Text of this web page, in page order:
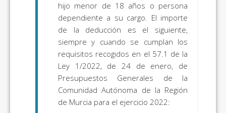
hijo menor de 18 años o persona
dependiente a su cargo. El importe
de la deducción es el siguiente,
siempre y cuando se cumplan los
requisitos recogidos en el 57.1 de la
Ley 1/2022, de 24 de enero, de
Presupuestos Generales de la
Comunidad Autónoma de la Región
de Murcia para el ejercicio 2022: